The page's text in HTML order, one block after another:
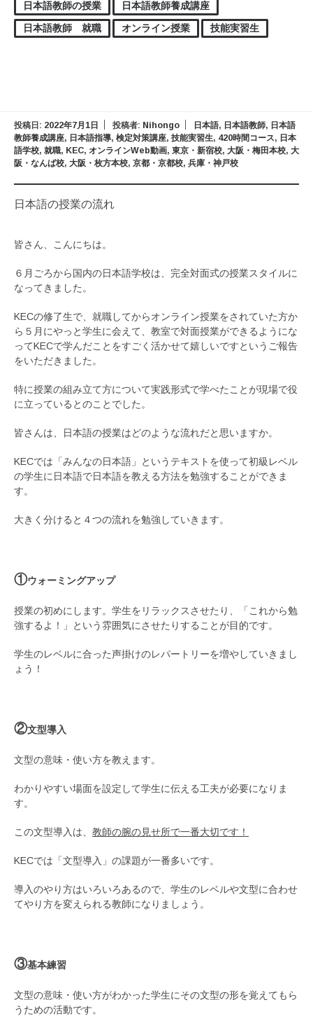
日本語教師の授業
日本語教師養成講座
日本語教師 就職
オンライン授業 技能実習生
投稿日: 2022年7月1日 投稿者: Nihongo 日本語, 日本語教師, 日本語
教師養成講座, 日本語指導, 検定対策講座, 技能実習生, 420時間コース, 日本
語学校, 就職, KEC, オンラインWeb動画, 東京・新宿校, 大阪・梅田本校, 大
阪・なんば校, 大阪・枚方本校, 京都・京都校, 兵庫・神戸校
日本語の授業の流れ
皆さん、こんにちは。
６月ごろから国内の日本語学校は、完全対面式の授業スタイルに
なってきました。
KECの修了生で、就職してからオンライン授業をされていた方か
ら５月にやっと学生に会えて、教室で対面授業ができるようにな
ってKECで学んだことをすごく活かせて嬉しいですというご報告
をいただきました。
特に授業の組み立て方について実践形式で学べたことが現場で役
に立っているとのことでした。
皆さんは、日本語の授業はどのような流れだと思いますか。
KECでは「みんなの日本語」というテキストを使って初級レベル
の学生に日本語で日本語を教える方法を勉強することができま
す。
大きく分けると４つの流れを勉強していきます。
①ウォーミングアップ
授業の初めにします。学生をリラックスさせたり、「これから勉
強するよ！」という雰囲気にさせたりすることが目的です。
学生のレベルに合った声掛けのレパートリーを増やしていきまし
ょう！
②文型導入
文型の意味・使い方を教えます。
わかりやすい場面を設定して学生に伝える工夫が必要になりま
す。
この文型導入は、 教師の腕の見せ所で一番大切です！
KECでは「文型導入」の課題が一番多いです。
導入のやり方はいろいろあるので、学生のレベルや文型に合わせ
てやり方を変えられる教師になりましょう。
③基本練習
文型の意味・使い方がわかった学生にその文型の形を覚えてもら
うための活動です。